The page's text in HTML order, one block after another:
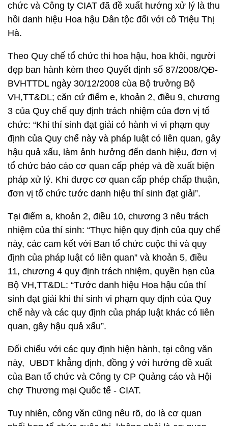
chức và Công ty CIAT đã đề xuất hướng xử lý là thu
hồi danh hiệu Hoa hậu Dân tộc đối với cô Triệu Thị
Hà.
Theo Quy chế tổ chức thi hoa hậu, hoa khôi, người
đẹp ban hành kèm theo Quyết định số 87/2008/QĐ-
BVHTTDL ngày 30/12/2008 cùa Bộ trưởng Bộ
VH,TT&DL; căn cứ điểm e, khoản 2, điều 9, chương
3 của Quy chế quy định trách nhiệm của đơn vị tổ
chức: “Khi thí sinh đạt giải có hành vi vi phạm quy
định của Quy chế này và pháp luật có liên quan, gây
hậu quả xấu, làm ảnh hưởng đến danh hiệu, đơn vị
tổ chức báo cáo cơ quan cấp phép và đề xuất biện
pháp xử lý. Khi được cơ quan cấp phép chấp thuận,
đơn vị tổ chức tước danh hiệu thí sinh đạt giải”.
Tại điểm a, khoản 2, điều 10, chương 3 nêu trách
nhiệm của thí sinh: “Thực hiện quy định của quy chế
này, các cam kết với Ban tổ chức cuộc thi và quy
định của pháp luật có liên quan” và khoản 5, điều
11, chương 4 quy định trách nhiệm, quyền hạn của
Bộ VH,TT&DL: “Tước danh hiệu Hoa hậu của thí
sinh đạt giải khi thí sinh vi phạm quy định của Quy
chế này và các quy định của pháp luật khác có liên
quan, gây hậu quả xấu”.
Đối chiếu với các quy định hiện hành, tại công văn
này, UBDT khẳng định, đồng ý với hướng đề xuất
của Ban tổ chức và Công ty CP Quảng cáo và Hội
chợ Thương mại Quốc tế - CIAT.
Tuy nhiên, công văn cũng nêu rõ, do là cơ quan